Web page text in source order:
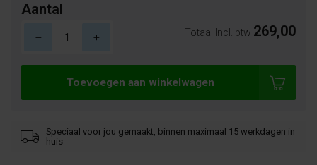
Aantal
Totaal Incl. btw 269,00
Toevoegen aan winkelwagen
Speciaal voor jou gemaakt, binnen maximaal 15 werkdagen in
huis